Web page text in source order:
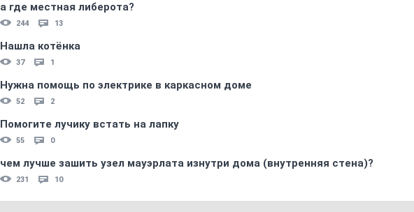
а где местная либерота?
244 13
Нашла котёнка
37 1
Нужна помощь по электрике в каркасном доме
52 2
Помогите лучику встать на лапку
55 0
чем лучше зашить узел мауэрлата изнутри дома (внутренняя стена)?
231 10